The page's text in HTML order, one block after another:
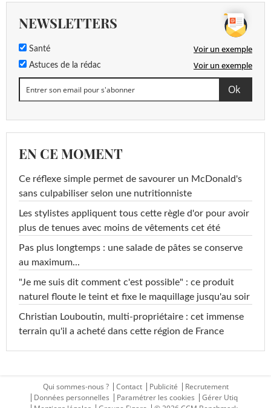
NEWSLETTERS
Santé Voir un exemple
Astuces de la rédac Voir un exemple
EN CE MOMENT
Ce réflexe simple permet de savourer un McDonald's
sans culpabiliser selon une nutritionniste
Les stylistes appliquent tous cette règle d'or pour avoir
plus de tenues avec moins de vêtements cet été
Pas plus longtemps : une salade de pâtes se conserve
au maximum...
"Je me suis dit comment c'est possible" : ce produit
naturel floute le teint et fixe le maquillage jusqu'au soir
Christian Louboutin, multi-propriétaire : cet immense
terrain qu'il a acheté dans cette région de France
Qui sommes-nous ? Contact Publicité
Recrutement
Données personnelles
Paramétrer les cookies
Gérer Utiq